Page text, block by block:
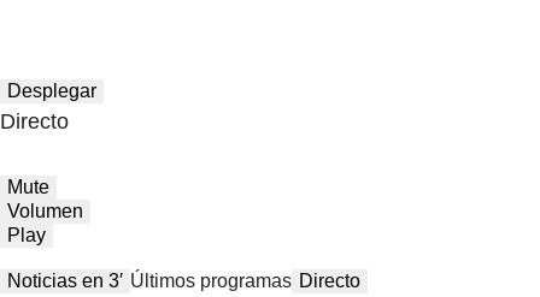
Desplegar
Directo
Mute
Volumen
Play
Noticias en 3′ Últimos programas Directo